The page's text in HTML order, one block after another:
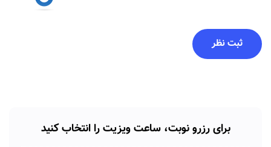
برای رزرو نوبت، ساعت ویزیت را انتخاب کنید